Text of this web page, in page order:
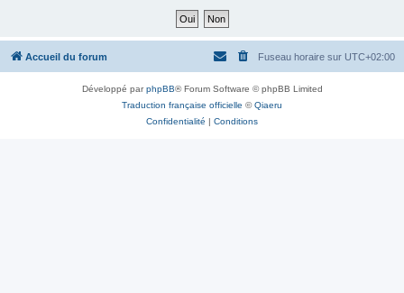
Accueil du forum Fuseau horaire sur UTC+02:00
Développé parphpBB® Forum Software © phpBB Limited
Traduction française officielle ©Qiaeru
Confidentialité
Conditions